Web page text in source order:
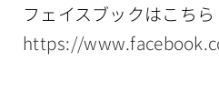
フェイスブックはこちら
https://